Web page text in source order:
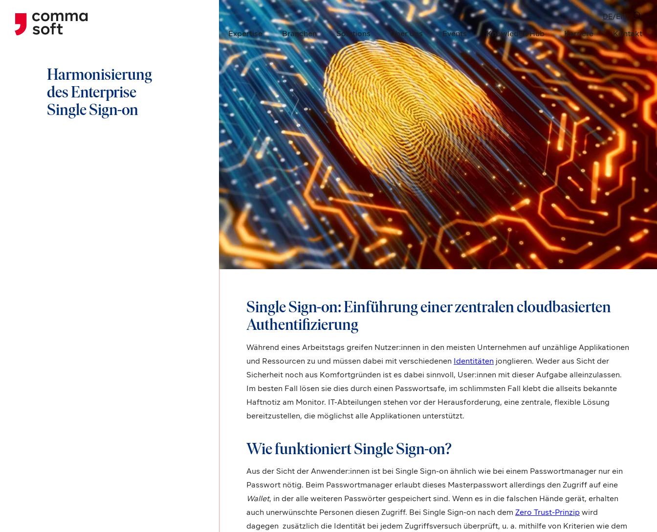
DE/EN
Expertise Branchen Solutions Über Uns Events Knowledge Hub Karriere Kontakt
Harmonisierung
des Enterprise
Single Sign-on
Single Sign-on: Einführung einer zentralen cloudbasierten
Authentifizierung
Während eines Arbeitstags greifen Nutzer:innen in den meisten Unternehmen auf unzählige Applikationen
und Ressourcen zu und müssen dabei mit verschiedenen Identitäten jonglieren. Weder aus Sicht der
Sicherheit noch aus Komfortgründen ist es dabei sinnvoll, User:innen mit dieser Aufgabe alleinzulassen.
Im besten Fall lösen sie dies durch einen Passwortsafe, im schlimmsten Fall klebt die allseits bekannte
Haftnotiz am Monitor. IT-Abteilungen stehen vor der Herausforderung, eine zentrale, flexible Lösung
bereitzustellen, die möglichst alle Applikationen unterstützt.
Wie funktioniert Single Sign-on?
Aus der Sicht der Anwender:innen ist bei Single Sign-on ähnlich wie bei einem Passwortmanager nur ein
Passwort nötig. Beim Passwortmanager erlaubt dieses Masterpasswort allerdings den Zugriff auf eine
Wallet, in der alle weiteren Passwörter gespeichert sind. Wenn es in die falschen Hände gerät, erhalten
auch unerwünschte Personen diesen Zugriff. Bei Single Sign-on nach dem Zero Trust-Prinzip wird
dagegen zusätzlich die Identität bei jedem Zugriffsversuch überprüft, u. a. mithilfe von Kriterien wie dem